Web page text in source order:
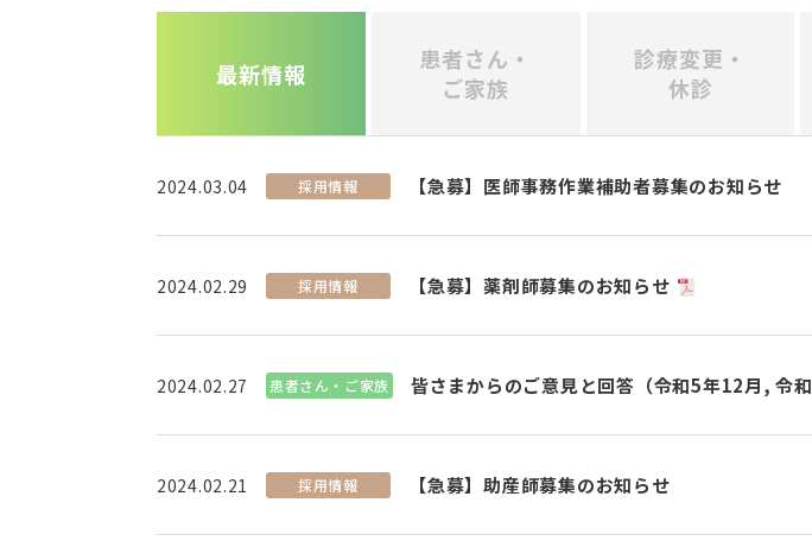
最新情報
患者さん・
ご家族
診療変更・
休診
2024.03.04 採用情報 【急募】医師事務作業補助者募集のお知らせ
2024.02.29 採用情報 【急募】薬剤師募集のお知らせ
2024.02.27 患者さん・ご家族 皆さまからのご意見と回答（令和5年12月, 令和
2024.02.21 採用情報 【急募】助産師募集のお知らせ